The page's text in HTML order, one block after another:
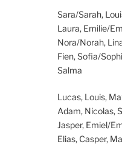
Sara/Sarah,
Laura, Emilie/
Nora/Norah,
Fien, Sofia/
Salma
Lucas, Louis,
Adam, Nicolas,
Jasper, Emiel/
Elias, Casper,